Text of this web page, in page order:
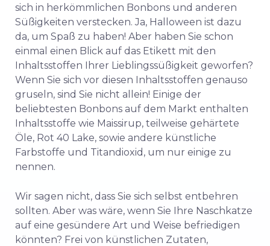
sich in herkömmlichen Bonbons und anderen
Süßigkeiten verstecken. Ja, Halloween ist dazu
da, um Spaß zu haben! Aber haben Sie schon
einmal einen Blick auf das Etikett mit den
Inhaltsstoffen Ihrer Lieblingssüßigkeit geworfen?
Wenn Sie sich vor diesen Inhaltsstoffen genauso
gruseln, sind Sie nicht allein! Einige der
beliebtesten Bonbons auf dem Markt enthalten
Inhaltsstoffe wie Maissirup, teilweise gehärtete
Öle, Rot 40 Lake, sowie andere künstliche
Farbstoffe und Titandioxid, um nur einige zu
nennen.
Wir sagen nicht, dass Sie sich selbst entbehren
sollten. Aber was wäre, wenn Sie Ihre Naschkatze
auf eine gesündere Art und Weise befriedigen
könnten? Frei von künstlichen Zutaten,